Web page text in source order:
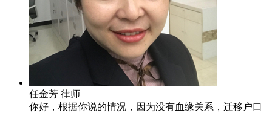
任金芳 律师
你好，根据你说的情况，因为没有血缘关系，迁移户口